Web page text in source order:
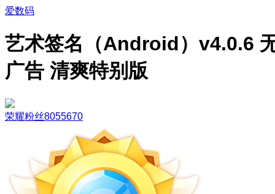
爱数码
艺术签名（Android）v4.0.6
广告 清爽特别版
荣耀粉丝8055670